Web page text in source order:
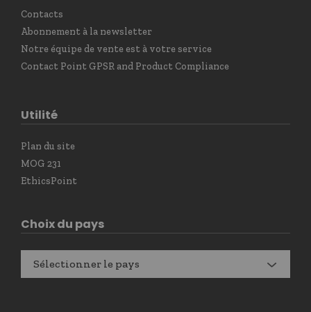
Contacts
Abonnement à la newsletter
Notre équipe de vente est à votre service
Contact Point GPSR and Product Compliance
Utilité
Plan du site
MOG 231
EthicsPoint
Choix du pays
Sélectionner le pays